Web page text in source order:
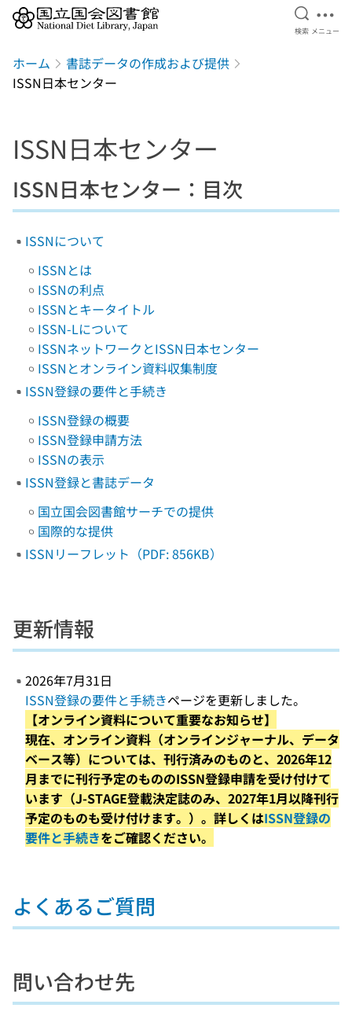
検索を
検索 メ
メニュー
ホーム
書誌データの作成および提供
ISSN日本センター
ISSN日本センター
ISSN日本センター：目次
ISSNについて
ISSNとは
ISSNの利点
ISSNとキータイトル
ISSN-Lについて
ISSNネットワークとISSN日本センター
ISSNとオンライン資料収集制度
ISSN登録の要件と手続き
ISSN登録の概要
ISSN登録申請方法
ISSNの表示
ISSN登録と書誌データ
国立国会図書館サーチでの提供
国際的な提供
ISSNリーフレット（PDF: 856KB）
更新情報
2026年7月31日
ISSN登録の要件と手続きページを更新しました。
【オンライン資料について重要なお知らせ】
現在、オンライン資料（オンラインジャーナル、データ
ベース等）については、刊行済みのものと、2026年12
月までに刊行予定のもののISSN登録申請を受け付けて
います（J-STAGE登載決定誌のみ、2027年1月以降刊行
予定のものも受け付けます。）。詳しくはISSN登録の
要件と手続きをご確認ください。
よくあるご質問
問い合わせ先